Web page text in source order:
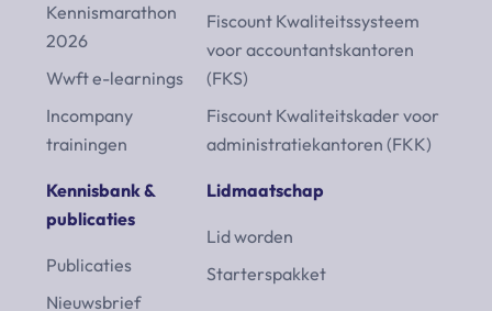
Kennismarathon
2026
Wwft e-learnings
Incompany
trainingen
Fiscount Kwaliteitssysteem
voor accountantskantoren
(FKS)
Fiscount Kwaliteitskader voor
administratiekantoren (FKK)
Kennisbank &
publicaties
Publicaties
Nieuwsbrief
Lidmaatschap
Lid worden
Starterspakket